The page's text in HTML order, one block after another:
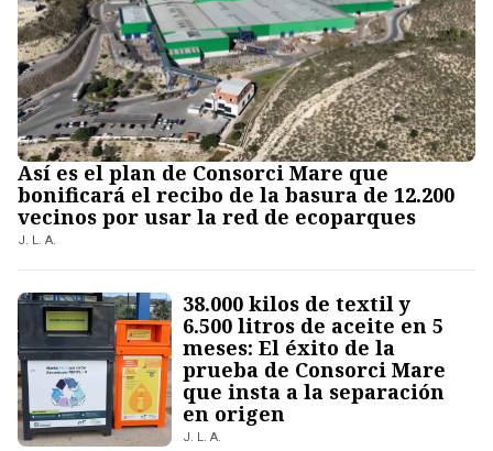
Así es el plan de Consorci Mare que
bonificará el recibo de la basura de 12.200
vecinos por usar la red de ecoparques
J. L. A.
38.000 kilos de textil y
6.500 litros de aceite en 5
meses: El éxito de la
prueba de Consorci Mare
que insta a la separación
en origen
J. L. A.